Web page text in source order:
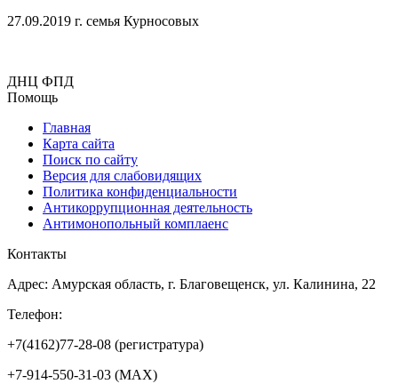
27.09.2019 г. семья Курносовых
ДНЦ ФПД
Помощь
Главная
Карта сайта
Поиск по сайту
Версия для слабовидящих
Политика конфиденциальности
Антикоррупционная деятельность
Антимонопольный комплаенс
Контакты
Адрес: Амурская область, г. Благовещенск, ул. Калинина, 22
Телефон:
+7(4162)77-28-08 (регистратура)
+7-914-550-31-03 (MAX)